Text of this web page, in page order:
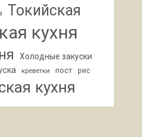
Токийская
кухня
Холодные закуски
креветки пост рис
кухня